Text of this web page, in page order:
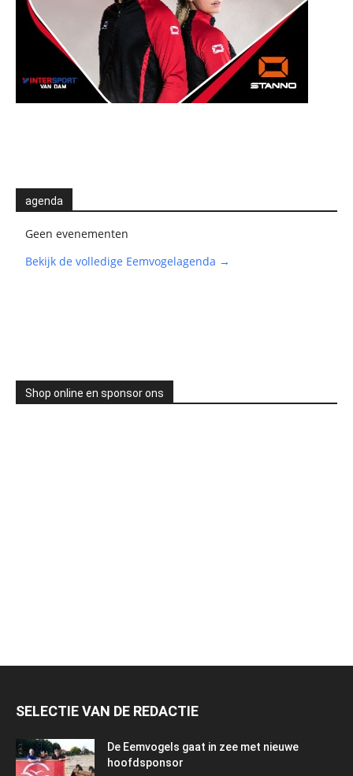
agenda
Geen evenementen
Bekijk de volledige Eemvogelagenda →
Shop online en sponsor ons
SELECTIE VAN DE REDACTIE
De Eemvogels gaat in zee met nieuwe
hoofdsponsor